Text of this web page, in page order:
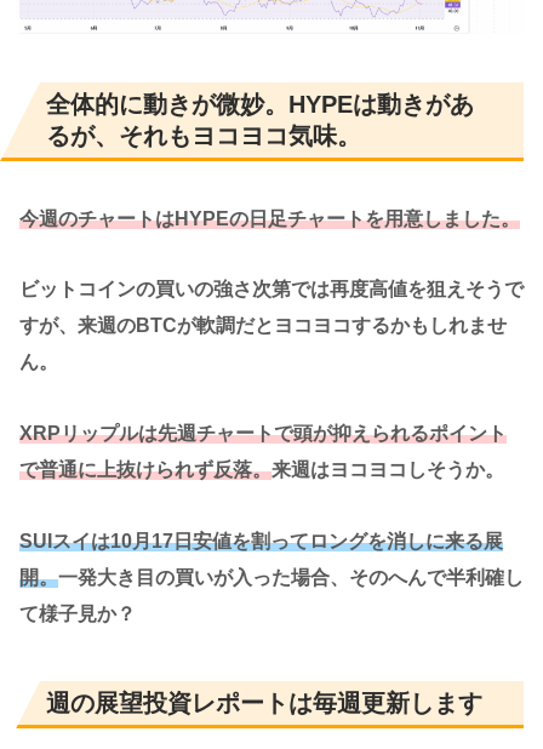
全体的に動きが微妙。HYPEは動きがあ
るが、それもヨコヨコ気味。
今週のチャートはHYPEの日足チャートを用意しました。
ビットコインの買いの強さ次第では再度高値を狙えそうで
すが、来週のBTCが軟調だとヨコヨコするかもしれませ
ん。
XRPリップルは先週チャートで頭が抑えられるポイント
で普通に上抜けられず反落。来週はヨコヨコしそうか。
SUIスイは10月17日安値を割ってロングを消しに来る展
開。一発大き目の買いが入った場合、そのへんで半利確し
て様子見か？
週の展望投資レポートは毎週更新します